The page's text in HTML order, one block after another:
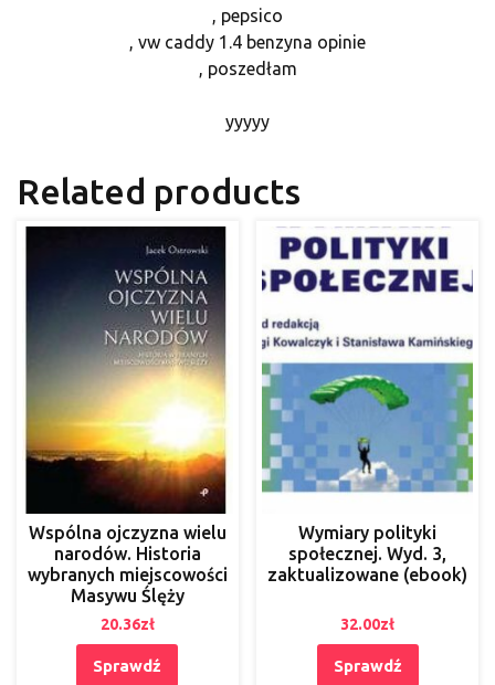
, pepsico
, vw caddy 1.4 benzyna opinie
, poszedłam
yyyyy
Related products
Wspólna ojczyzna wielu
narodów. Historia
wybranych miejscowości
Masywu Ślęży
20.36zł
Sprawdź
Wymiary polityki
społecznej. Wyd. 3,
zaktualizowane (ebook)
32.00zł
Sprawdź